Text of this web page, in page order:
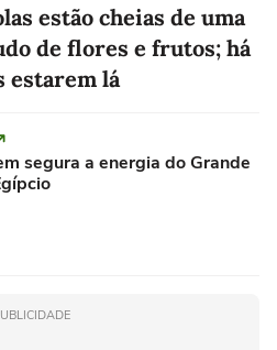
estão cheias de uma
de flores e frutos; há
estarem lá
segura a energia do Grande